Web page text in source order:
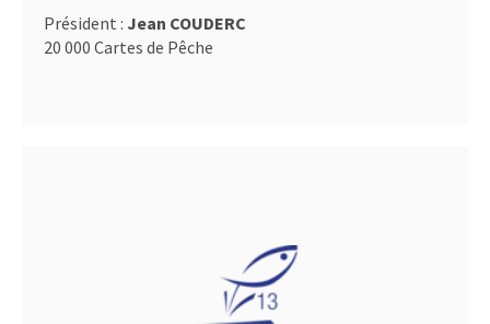
Président : Jean COUDERC
20 000 Cartes de Pêche